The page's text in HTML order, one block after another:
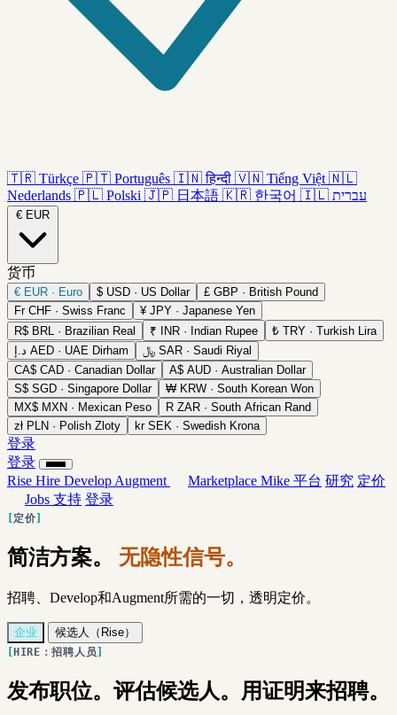
🇹🇷 Türkçe 🇵🇹 Português 🇮🇳 हिन्दी 🇻🇳 Tiếng Việt 🇳🇱
Nederlands 🇵🇱 Polski 🇯🇵 日本語 🇰🇷 한국어 🇮🇱 עברית
€ EUR
货币
€ EUR · Euro $ USD · US Dollar £ GBP · British Pound
Fr CHF · Swiss Franc ¥ JPY · Japanese Yen
R$ BRL · Brazilian Real ₹ INR · Indian Rupee ₺ TRY · Turkish Lira
د.إ AED · UAE Dirham ﷼ SAR · Saudi Riyal
CA$ CAD · Canadian Dollar A$ AUD · Australian Dollar
S$ SGD · Singapore Dollar ₩ KRW · South Korean Won
MX$ MXN · Mexican Peso R ZAR · South African Rand
zł PLN · Polish Zloty kr SEK · Swedish Krona
登录
登录
Rise Hire Develop Augment Marketplace Mike 平台 研究 定价
Jobs 支持 登录
定价
简洁方案。 无隐性信号。
招聘、Develop和Augment所需的一切，透明定价。
企业 候选人（Rise）
HIRE：招聘人员
发布职位。评估候选人。用证明来招聘。